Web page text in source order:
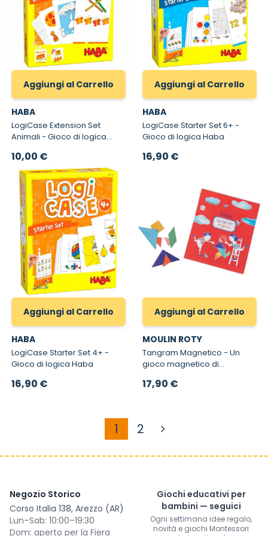
Aggiungi al Carrello
HABA
LogiCase Extension Set
Animali - Gioco di logica
10,00 €
Aggiungi al Carrello
HABA
LogiCase Starter Set 6+ -
Gioco di logica Haba
16,90 €
Aggiungi al Carrello
HABA
LogiCase Starter Set 4+ -
Gioco di logica Haba
16,90 €
Aggiungi al Carrello
MOULIN ROTY
Tangram Magnetico - Un
gioco magnetico di
Roty
17,90 €
Attualmente stai
1 Pagina
2
Negozio Storico
Corso Italia 138, Arezzo (AR)
Lun–Sab: 10:00–19:30
Dom: aperto per la Fiera
Giochi educativi per
bambini — seguici
Ogni settimana idee regalo,
novità e giochi Montessori